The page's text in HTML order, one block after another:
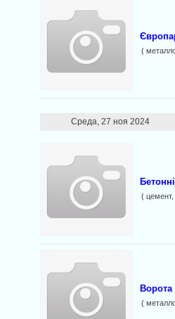
(
Среда, 27 ноя 2024
(
Ворота
(